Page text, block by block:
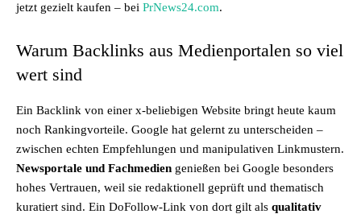
jetzt gezielt kaufen – bei PrNews24.com.
Warum Backlinks aus Medienportalen so viel
wert sind
Ein Backlink von einer x-beliebigen Website bringt heute kaum
noch Rankingvorteile. Google hat gelernt zu unterscheiden –
zwischen echten Empfehlungen und manipulativen Linkmustern.
Newsportale und Fachmedien genießen bei Google besonders
hohes Vertrauen, weil sie redaktionell geprüft und thematisch
kuratiert sind. Ein DoFollow-Link von dort gilt als qualitativ